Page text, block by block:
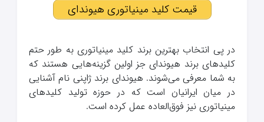
قیمت کلید مینیاتوری هیوندای
در پی انتخاب بهترین برند کلید مینیاتوری به طور حتم
کلیدهای برند هیوندای جز اولین گزینه‌هایی هستند که
به شما معرفی می‌شوند. هیوندای برند ژاپنی نام آشنایی
در میان ایرانیان است که در حوزه تولید کلیدهای
مینیاتوری نیز فوق‌العاده عمل کرده است.